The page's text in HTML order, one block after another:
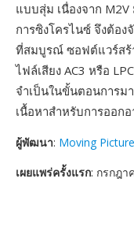
แบบสุ่ม เนื่องจาก
การซิงโครไนซ์ จึงต้อง
ที่สมบูรณ์ ซอฟต์แวร์สร้
ไฟล์เสียง AC3 หรือ
จำเป็นในขั้นตอนการม
เนื้อหาสำหรับการออก
ผู้พัฒนา: Moving
เผยแพร่ครั้งแรก: กรกฎา